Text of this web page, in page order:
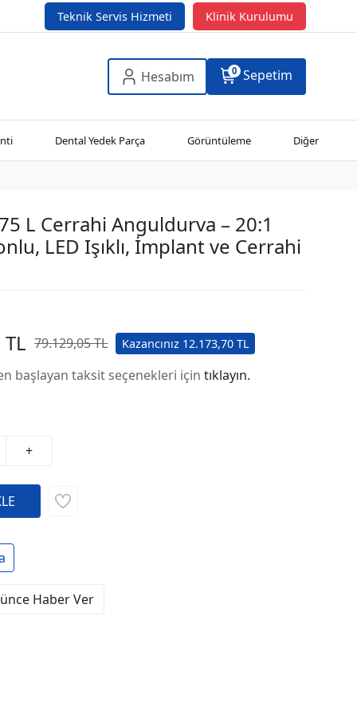
Teknik Servis Hizmeti Klinik Kurulumu
Hesabım 0 Sepetim
Dental Yedek Parça Görüntüleme Diğer
L Cerrahi Anguldurva – 20:1
LED Işıklı, İmplant ve Cerrahi
79.129,05 TL Kazancınız 12.173,70 TL
başlayan taksit seçenekleri içintıklayın.
+
Haber Ver